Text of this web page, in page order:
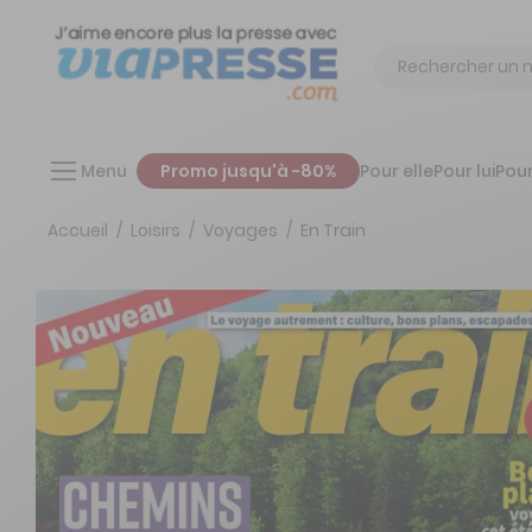
Chercher
Menu Promo jusqu'à -80% Pour ellePour lui
Accueil Loisirs Voyages En Train